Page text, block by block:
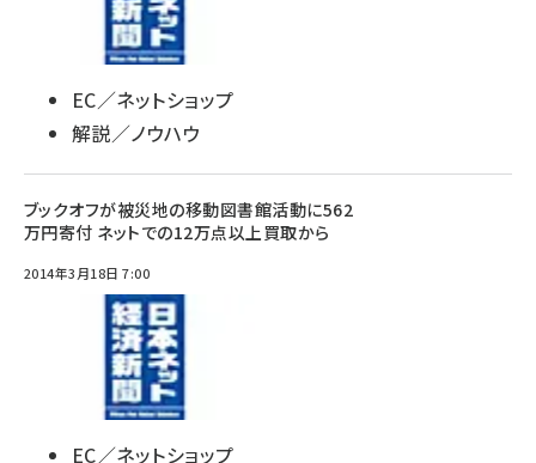
EC／ネットショップ
解説／ノウハウ
ブックオフが被災地の移動図書館活動に562
万円寄付 ネットでの12万点以上買取から
2014年3月18日 7:00
EC／ネットショップ